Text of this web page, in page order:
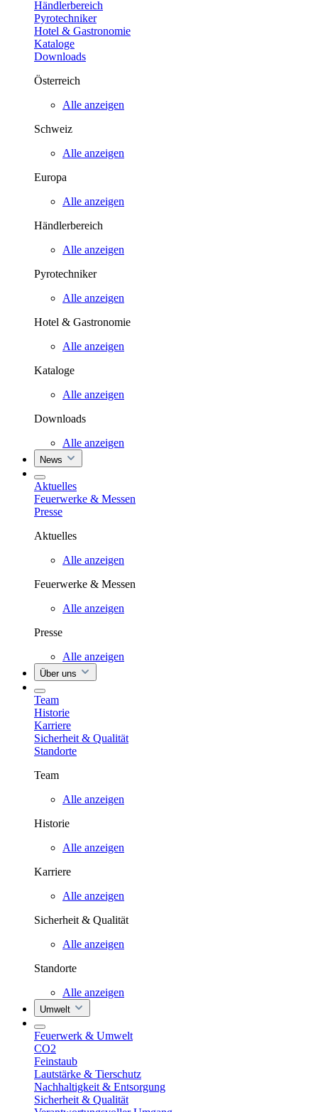
Händlerbereich
Pyrotechniker
Hotel & Gastronomie
Kataloge
Downloads
Österreich
Alle anzeigen
Schweiz
Alle anzeigen
Europa
Alle anzeigen
Händlerbereich
Alle anzeigen
Pyrotechniker
Alle anzeigen
Hotel & Gastronomie
Alle anzeigen
Kataloge
Alle anzeigen
Downloads
Alle anzeigen
News
Aktuelles
Feuerwerke & Messen
Presse
Aktuelles
Alle anzeigen
Feuerwerke & Messen
Alle anzeigen
Presse
Alle anzeigen
Über uns
Team
Historie
Karriere
Sicherheit & Qualität
Standorte
Team
Alle anzeigen
Historie
Alle anzeigen
Karriere
Alle anzeigen
Sicherheit & Qualität
Alle anzeigen
Standorte
Alle anzeigen
Umwelt
Feuerwerk & Umwelt
CO2
Feinstaub
Lautstärke & Tierschutz
Nachhaltigkeit & Entsorgung
Sicherheit & Qualität